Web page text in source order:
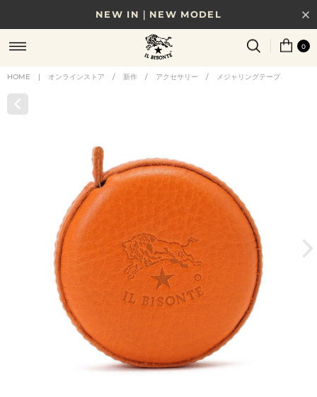
NEW IN｜NEW MODEL
8/17(月)10時まで｜税込11,000円以上で送料無料
贈る相手やシーンから選べる、新しいギフトガイド
0
HOME | オンラインストア / 新作 / アクセサリー / メジャリングテープ